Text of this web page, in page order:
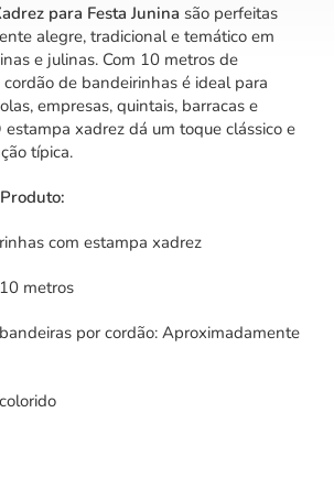
para Festa Junina são perfeitas
alegre, tradicional e temático em
e julinas. Com 10 metros de
de bandeirinhas é ideal para
empresas, quintais, barracas e
estampa xadrez dá um toque clássico e
típica.
com estampa xadrez
metros
por cordão: Aproximadamente